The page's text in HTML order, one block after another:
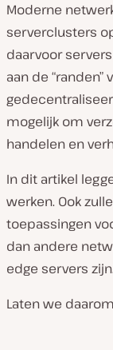
Moderne
serverclusters
daarvoor
aan de
mogelijk om
handelen en
In dit artikel
werken. Ook
toepassingen
dan andere
edge servers zijn.
Laten we